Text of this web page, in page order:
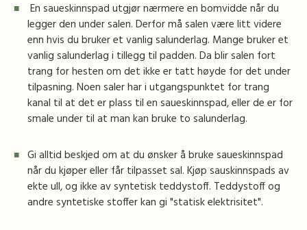
En saueskinnspad utgjør nærmere en bomvidde når du
legger den under salen. Derfor må salen være litt videre
enn hvis du bruker et vanlig salunderlag. Mange bruker et
vanlig salunderlag i tillegg til padden. Da blir salen fort
trang for hesten om det ikke er tatt høyde for det under
tilpasning. Noen saler har i utgangspunktet for trang
kanal til at det er plass til en saueskinnspad, eller de er for
smale under til at man kan bruke to salunderlag.
Gi alltid beskjed om at du ønsker å bruke saueskinnspad
når du kjøper eller får tilpasset sal. Kjøp sauskinnspads av
ekte ull, og ikke av syntetisk teddystoff. Teddystoff og
andre syntetiske stoffer kan gi "statisk elektrisitet".